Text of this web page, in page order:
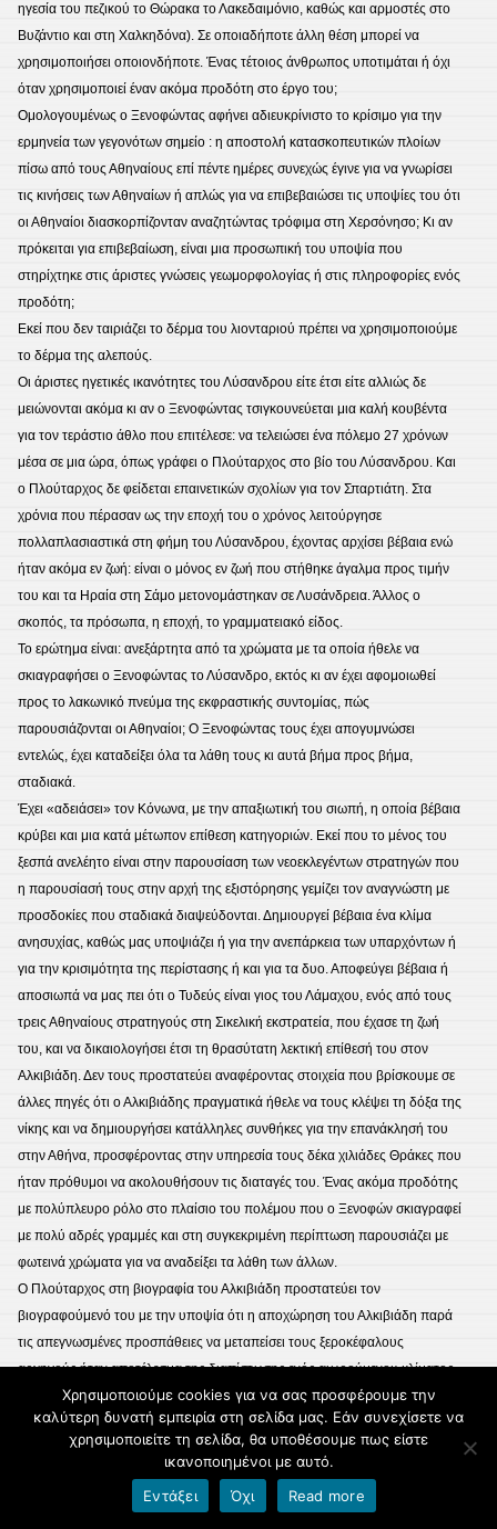
ηγεσία του πεζικού το Θώρακα το Λακεδαιμόνιο, καθώς και αρμοστές στο
Βυζάντιο και στη Χαλκηδόνα). Σε οποιαδήποτε άλλη θέση μπορεί να
χρησιμοποιήσει οποιονδήποτε. Ένας τέτοιος άνθρωπος υποτιμάται ή όχι
όταν χρησιμοποιεί έναν ακόμα προδότη στο έργο του;
Ομολογουμένως ο Ξενοφώντας αφήνει αδιευκρίνιστο το κρίσιμο για την
ερμηνεία των γεγονότων σημείο : η αποστολή κατασκοπευτικών πλοίων
πίσω από τους Αθηναίους επί πέντε ημέρες συνεχώς έγινε για να γνωρίσει
τις κινήσεις των Αθηναίων ή απλώς για να επιβεβαιώσει τις υποψίες του ότι
οι Αθηναίοι διασκορπίζονταν αναζητώντας τρόφιμα στη Χερσόνησο; Κι αν
πρόκειται για επιβεβαίωση, είναι μια προσωπική του υποψία που
στηρίχτηκε στις άριστες γνώσεις γεωμορφολογίας ή στις πληροφορίες ενός
προδότη;
Εκεί που δεν ταιριάζει το δέρμα του λιονταριού πρέπει να χρησιμοποιούμε
το δέρμα της αλεπούς.
Οι άριστες ηγετικές ικανότητες του Λύσανδρου είτε έτσι είτε αλλιώς δε
μειώνονται ακόμα κι αν ο Ξενοφώντας τσιγκουνεύεται μια καλή κουβέντα
για τον τεράστιο άθλο που επιτέλεσε: να τελειώσει ένα πόλεμο 27 χρόνων
μέσα σε μια ώρα, όπως γράφει ο Πλούταρχος στο βίο του Λύσανδρου. Και
ο Πλούταρχος δε φείδεται επαινετικών σχολίων για τον Σπαρτιάτη. Στα
χρόνια που πέρασαν ως την εποχή του ο χρόνος λειτούργησε
πολλαπλασιαστικά στη φήμη του Λύσανδρου, έχοντας αρχίσει βέβαια ενώ
ήταν ακόμα εν ζωή: είναι ο μόνος εν ζωή που στήθηκε άγαλμα προς τιμήν
του και τα Ηραία στη Σάμο μετονομάστηκαν σε Λυσάνδρεια. Άλλος ο
σκοπός, τα πρόσωπα, η εποχή, το γραμματειακό είδος.
Το ερώτημα είναι: ανεξάρτητα από τα χρώματα με τα οποία ήθελε να
σκιαγραφήσει ο Ξενοφώντας το Λύσανδρο, εκτός κι αν έχει αφομοιωθεί
προς το λακωνικό πνεύμα της εκφραστικής συντομίας, πώς
παρουσιάζονται οι Αθηναίοι; Ο Ξενοφώντας τους έχει απογυμνώσει
εντελώς, έχει καταδείξει όλα τα λάθη τους κι αυτά βήμα προς βήμα,
σταδιακά.
Έχει «αδειάσει» τον Κόνωνα, με την απαξιωτική του σιωπή, η οποία βέβαια
κρύβει και μια κατά μέτωπον επίθεση κατηγοριών. Εκεί που το μένος του
ξεσπά ανελέητο είναι στην παρουσίαση των νεοεκλεγέντων στρατηγών που
η παρουσίασή τους στην αρχή της εξιστόρησης γεμίζει τον αναγνώστη με
προσδοκίες που σταδιακά διαψεύδονται. Δημιουργεί βέβαια ένα κλίμα
ανησυχίας, καθώς μας υποψιάζει ή για την ανεπάρκεια των υπαρχόντων ή
για την κρισιμότητα της περίστασης ή και για τα δυο. Αποφεύγει βέβαια ή
αποσιωπά να μας πει ότι ο Τυδεύς είναι γιος του Λάμαχου, ενός από τους
τρεις Αθηναίους στρατηγούς στη Σικελική εκστρατεία, που έχασε τη ζωή
του, και να δικαιολογήσει έτσι τη θρασύτατη λεκτική επίθεσή του στον
Αλκιβιάδη. Δεν τους προστατεύει αναφέροντας στοιχεία που βρίσκουμε σε
άλλες πηγές ότι ο Αλκιβιάδης πραγματικά ήθελε να τους κλέψει τη δόξα της
νίκης και να δημιουργήσει κατάλληλες συνθήκες για την επανάκλησή του
στην Αθήνα, προσφέροντας στην υπηρεσία τους δέκα χιλιάδες Θράκες που
ήταν πρόθυμοι να ακολουθήσουν τις διαταγές του. Ένας ακόμα προδότης
με πολύπλευρο ρόλο στο πλαίσιο του πολέμου που ο Ξενοφών σκιαγραφεί
με πολύ αδρές γραμμές και στη συγκεκριμένη περίπτωση παρουσιάζει με
φωτεινά χρώματα για να αναδείξει τα λάθη των άλλων.
Ο Πλούταρχος στη βιογραφία του Αλκιβιάδη προστατεύει τον
βιογραφούμενό του με την υποψία ότι η αποχώρηση του Αλκιβιάδη παρά
τις απεγνωσμένες προσπάθειες να μεταπείσει τους ξεροκέφαλους
αρχηγούς ήταν αποτέλεσμα της διαπίστωσης ενός αιωρούμενου κλίματος
προδοσίας.
Ο Ξενοφώντας παρουσιάζει το Λύσανδρο ως ένα ικανότατο αρχηγό που
στηρίχτηκε σε τρεις παράγοντες ταυτόχρονα: την αξιοποίηση των ηγετικών
του προσόντων, την άψογη συνεργασία του με τα πληρώματα του
σπαρτιατικού στόλου που είχαν εκπαιδευτεί βάσει της σπαρτιατικής
Χρησιμοποιούμε cookies για να σας προσφέρουμε την
καλύτερη δυνατή εμπειρία στη σελίδα μας. Εάν συνεχίσετε να
χρησιμοποιείτε τη σελίδα, θα υποθέσουμε πως είστε
ικανοποιημένοι με αυτό.
Εντάξει
Όχι Read more